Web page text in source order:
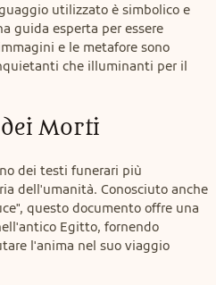
utilizzato è simbolico e
guida esperta per essere
e le metafore sono
che illuminanti per il
Morti
dei testi funerari più
dell'umanità. Conosciuto anche
questo documento offre una
Egitto, fornendo
l'anima nel suo viaggio